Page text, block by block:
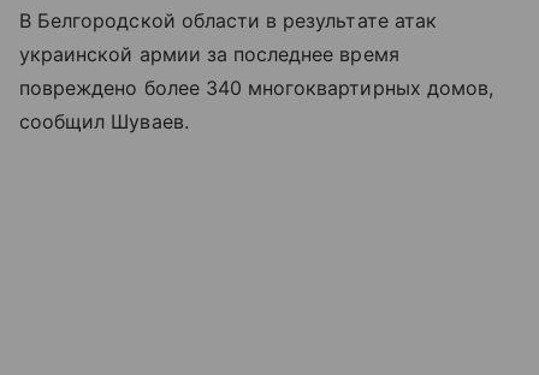
В Белгородской области в результате атак
украинской армии за последнее время
повреждено более 340 многоквартирных домов,
сообщил Шуваев.